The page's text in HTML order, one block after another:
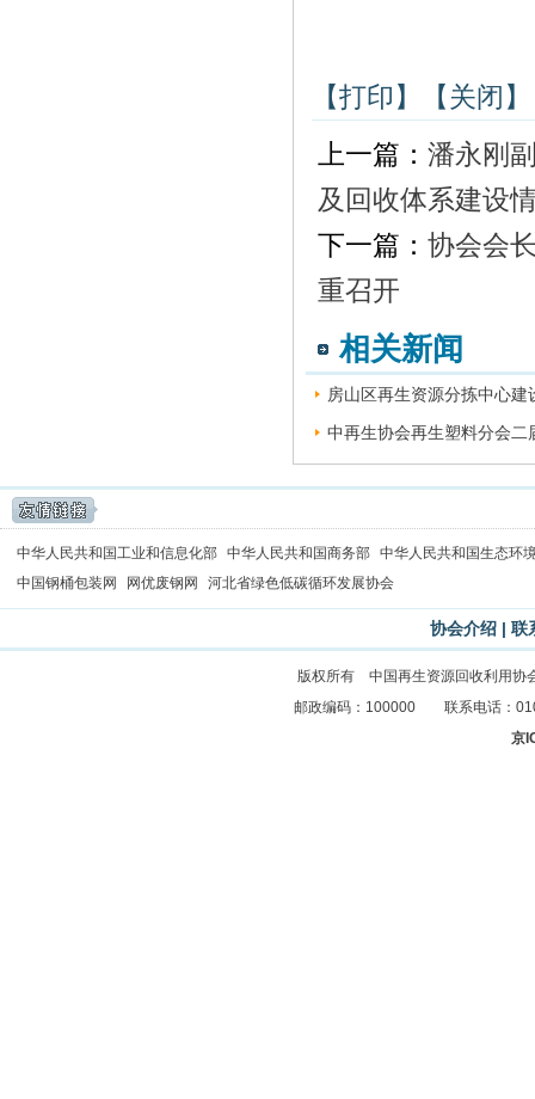
【打印】
【关闭】
上一篇： 潘永刚
及回收体系建设
下一篇： 协会会
重召开
相关新闻
房山区再生资源分拣中心建
中再生协会再生塑料分会二
中华人民共和国工业和信息化部 中华人民共和国商务部 中华人民共和国生态环
中国钢桶包装网
网优废钢网 河北省绿色低碳循环发展协会
协会介绍 | 联
版权所有 中国再生资源回收利用
邮政编码：100000 联系电话：
京